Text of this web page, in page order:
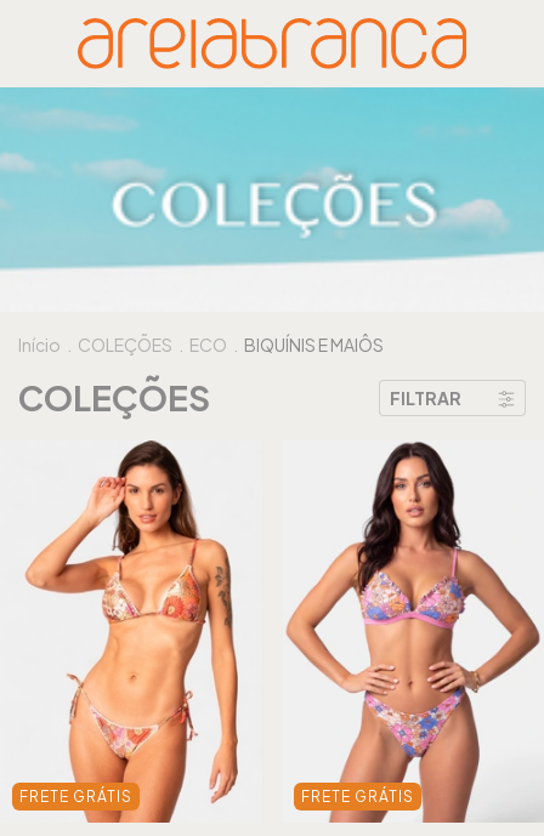
Início COLEÇÕES ECO BIQUÍNIS E MAIÔS
COLEÇÕES FILTRAR
FRETE GRÁTIS FRETE GRÁTIS